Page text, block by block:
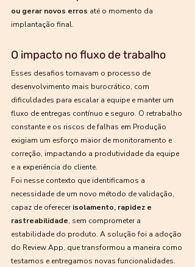
ou gerar novos erros até o momento da
implantação final.
O impacto no fluxo de trabalho
Esses desafios tornavam o processo de
desenvolvimento mais burocrático, com
dificuldades para escalar a equipe e manter um
fluxo de entregas contínuo e seguro. O retrabalho
constante e os riscos de falhas em Produção
exigiam um esforço maior de monitoramento e
correção, impactando a produtividade da equipe
e a experiência do cliente.
Foi nesse contexto que identificamos a
necessidade de um novo método de validação,
capaz de oferecer isolamento, rapidez e
rastreabilidade, sem comprometer a
estabilidade do produto. A solução foi a adoção
do Review App, que transformou a maneira como
testamos e entregamos novas funcionalidades.